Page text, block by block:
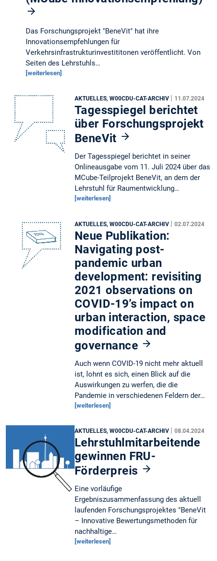
Das Forschungsprojekt "BeneVit" hat ihre
Innovationsempfehlungen für
Verkehrsinfrastrukturinvestititonen veröffentlicht. Von
Seiten des Lehrstuhls…
[weiterlesen]
AKTUELLES, W00CDU-CAT-ARCHIV 11.07.2024
Tagesspiegel berichtet
über Forschungsprojekt
BeneVit
Der Tagesspiegel berichtet in seiner
Onlineausgabe vom 11. Juli 2024 über das
MCube-Teilprojekt BeneVit, an dem der
Lehrstuhl für Raumentwicklung…
[weiterlesen]
AKTUELLES, W00CDU-CAT-ARCHIV | 02.07.2024
Neue Publikation:
Navigating post-
pandemic urban
development: revisiting
2021 observations on
COVID-19’s impact on
urban interaction, space
modification and
governance
Auch wenn COVID-19 nicht mehr aktuell
ist, lohnt es sich, einen Blick auf die
Auswirkungen zu werfen, die die
Pandemie in verschiedenen Feldern der…
[weiterlesen]
AKTUELLES, W00CDU-CAT-ARCHIV | 08.04.2024
Lehrstuhlmitarbeitende
gewinnen FRU-
Förderpreis
Eine vorläufige
Ergebniszusammenfassung des aktuell
laufenden Forschungsprojektes "BeneVit
– Innovative Bewertungsmethoden für
nachhaltige…
[weiterlesen]